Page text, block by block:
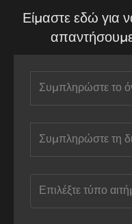
ΚΡΙΤΙΚΈΣ
ΣΥΧΝΈΣ ΕΡΩΤΉΣΕΙΣ
Είμαστε εδώ για
Επιλέξτε τύπο